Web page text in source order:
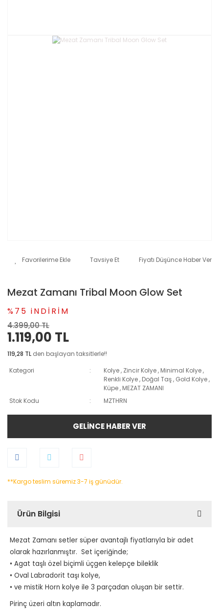
Tavsiye Et Fiyatı Düşünce Haber Ver
Mezat Zamanı Tribal Moon Glow Set
%75 iNDİRİM
4.399,00 TL
1.119,00 TL
119,28 TL den başlayan taksitlerle!!
Kategori
Kolye, Zincir Kolye, Minimal Kolye,
Renkli Kolye, Doğal Taş, Gold Kolye,
Küpe, MEZAT ZAMANI
Stok Kodu
MZTHRN
GELİNCE HABER VER
**Kargo teslim süremiz 3-7 iş günüdür.
Ürün Bilgisi
Mezat Zamanı setler süper avantajlı fiyatlarıyla bir adet
olarak hazırlanmıştır. Set içeriğinde;
• Agat taşlı özel biçimli üçgen kelepçe bileklik
• Oval Labradorit taşı kolye,
• ve mistik Horn kolye ile 3 parçadan oluşan bir settir.
Pirinç üzeri altın kaplamadır.